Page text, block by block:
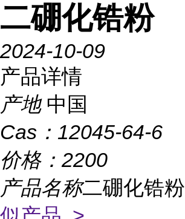
二硼化锆粉
2024-10-09
产品详情
产地 中国
Cas： 12045-64-6
价格： 2200
产品名称二硼化锆粉